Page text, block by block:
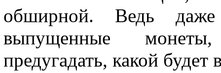
обширной. Ведь даже
выпущенные
предугадать, какой